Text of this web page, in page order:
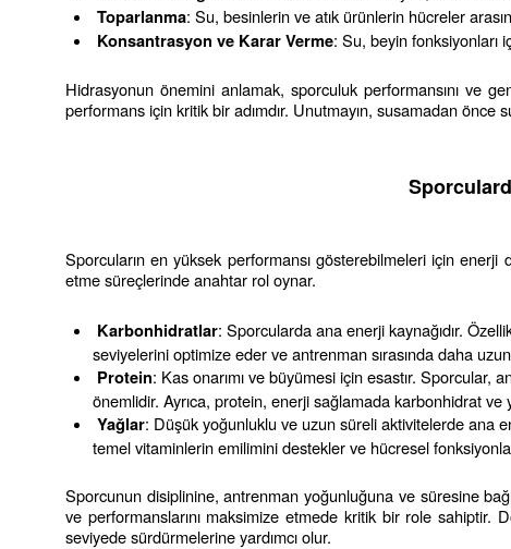
Toparlanma: Su, besinlerin ve atık ürünlerin hücreler
Konsantrasyon ve Karar Verme: Su, beyin fonksiyonları
Hidrasyonun önemini anlamak, sporculuk performansını ve
performans için kritik bir adımdır. Unutmayın, susamadan önce
Sporcuların en yüksek performansı gösterebilmeleri için
etme süreçlerinde anahtar rol oynar.
Karbonhidratlar: Sporcularda ana enerji kaynağıdır.
seviyelerini optimize eder ve antrenman sırasında daha
Protein: Kas onarımı ve büyümesi için esastır. Sporcular,
önemlidir. Ayrıca, protein, enerji sağlamada karbonhidrat ve
Yağlar: Düşük yoğunluklu ve uzun süreli aktivitelerde ana
temel vitaminlerin emilimini destekler ve hücresel
Sporcunun disiplinine, antrenman yoğunluğuna ve süresine
ve performanslarını maksimize etmede kritik bir role sahiptir.
seviyede sürdürmelerine yardımcı olur.